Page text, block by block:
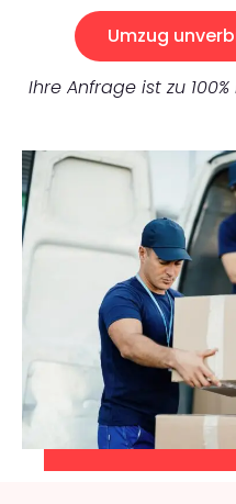
Umzug
Ihre Anfrage ist zu